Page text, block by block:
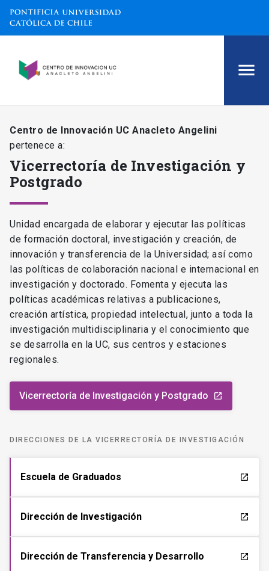
Centro de Innovación UC Anacleto Angelini
pertenece a:
Vicerrectoría de Investigación y
Postgrado
Unidad encargada de elaborar y ejecutar las políticas
de formación doctoral, investigación y creación, de
innovación y transferencia de la Universidad; así como
las políticas de colaboración nacional e internacional en
investigación y doctorado. Fomenta y ejecuta las
políticas académicas relativas a publicaciones,
creación artística, propiedad intelectual, junto a toda la
investigación multidisciplinaria y el conocimiento que
se desarrolla en la UC, sus centros y estaciones
regionales.
Vicerrectoría de Investigación y Postgrado launch
DIRECCIONES DE LA VICERRECTORÍA DE INVESTIGACIÓN
Escuela de Graduados launch
Dirección de Investigación launch
Dirección de Transferencia y Desarrollo launch